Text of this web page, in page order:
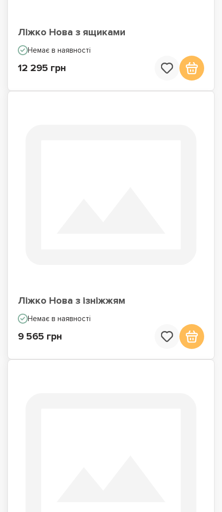
Ліжко Нова з ящиками
Немає в наявності
12 295 грн
Ліжко Нова з ізніжжям
Немає в наявності
9 565 грн